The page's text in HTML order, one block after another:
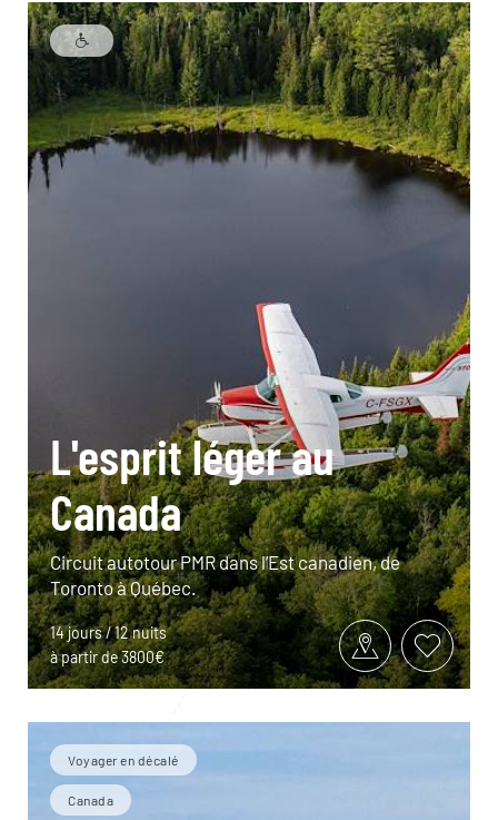
L'esprit léger au
Canada
Circuit autotour PMR dans l’Est canadien, de
Toronto à Québec.
14 jours / 12 nuits
à partir de 3800€
Voyager en décalé
Canada